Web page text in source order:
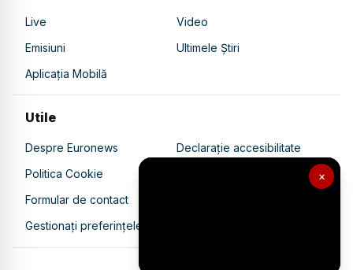
×
Live
Video
Emisiuni
Ultimele Știri
Aplicația Mobilă
Utile
Despre Euronews
Declarație accesibilitate
Politica Cookie
Politica de confidențialitate
Formular de contact
Gestionați preferințele